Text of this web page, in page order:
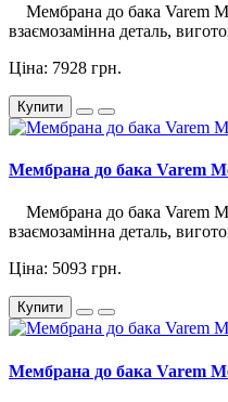
Мембрана до бака Varem
взаємозамінна деталь,
Ціна: 7928 грн.
Купити
Мембрана до бака Varem
Мембрана до бака Varem
взаємозамінна деталь,
Ціна: 5093 грн.
Купити
Мембрана до бака Varem